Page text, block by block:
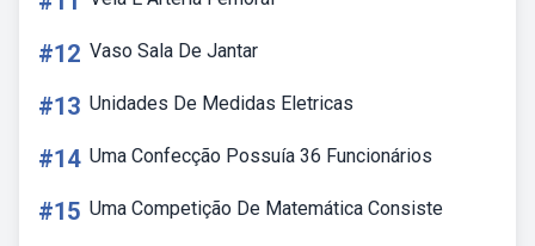
#12 Vaso Sala De Jantar
#13 Unidades De Medidas Eletricas
#14 Uma Confecção Possuía 36 Funcionários
#15 Uma Competição De Matemática Consiste